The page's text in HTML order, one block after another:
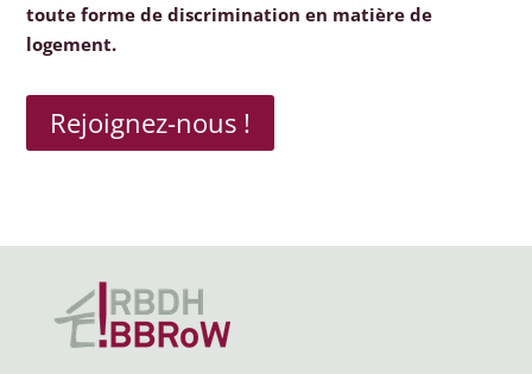
toute forme de discrimination en matière de
logement.
Rejoignez-nous !